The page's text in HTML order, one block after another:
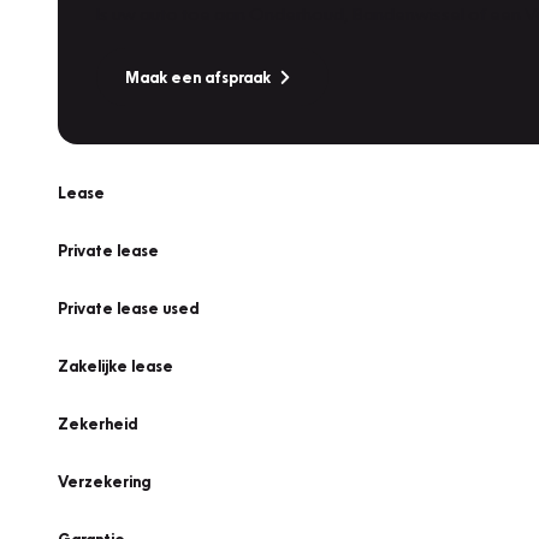
Maak een afspraak
Lease
Private lease
Private lease used
Zakelijke lease
Zekerheid
Verzekering